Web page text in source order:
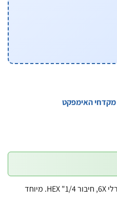
מקדחי האימפקט
ספירלי 6X, חיבור 1/4" HEX. מיוחד